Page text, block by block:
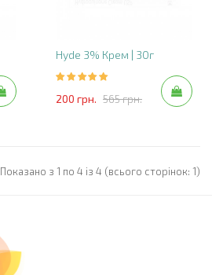
Hyde 3% Крем | 30г
200 грн. 565 грн.
Показано з 1 по 4 із 4 (всього сторінок: 1)